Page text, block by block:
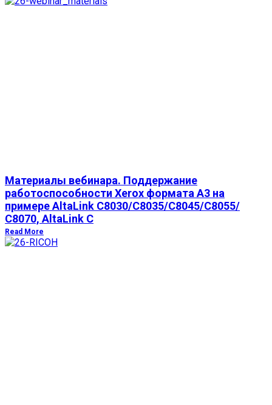
Материалы вебинара. Поддержание
работоспособности Xerox формата А3 на
примере AltaLink C8030/С8035/С8045/С8055/
С8070, AltaLink C
Read More